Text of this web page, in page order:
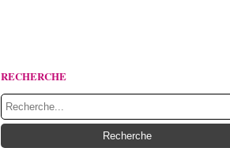
RECHERCHE